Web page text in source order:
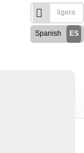
ES
Spanish